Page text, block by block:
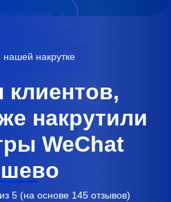
бесплатно
накрутке
накрутили
WeChat
из 5 (на основе 145 отзывов)